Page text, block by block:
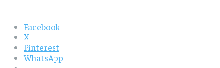
Facebook
X
Pinterest
WhatsApp